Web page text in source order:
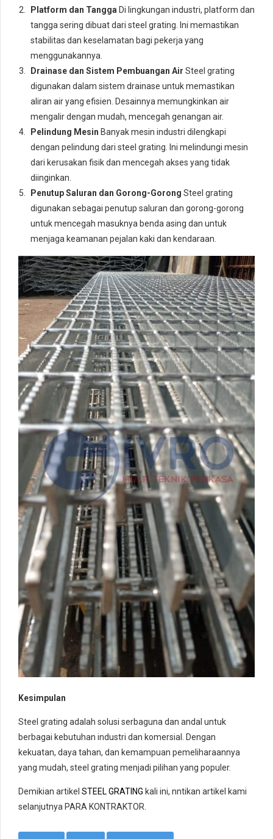
Platform dan Tangga Di lingkungan industri, platform dan
tangga sering dibuat dari steel grating. Ini memastikan
stabilitas dan keselamatan bagi pekerja yang
menggunakannya.
Drainase dan Sistem Pembuangan Air Steel grating
digunakan dalam sistem drainase untuk memastikan
aliran air yang efisien. Desainnya memungkinkan air
mengalir dengan mudah, mencegah genangan air.
Pelindung Mesin Banyak mesin industri dilengkapi
dengan pelindung dari steel grating. Ini melindungi mesin
dari kerusakan fisik dan mencegah akses yang tidak
diinginkan.
Penutup Saluran dan Gorong-Gorong Steel grating
digunakan sebagai penutup saluran dan gorong-gorong
untuk mencegah masuknya benda asing dan untuk
menjaga keamanan pejalan kaki dan kendaraan.
Kesimpulan
Steel grating adalah solusi serbaguna dan andal untuk
berbagai kebutuhan industri dan komersial. Dengan
kekuatan, daya tahan, dan kemampuan pemeliharaannya
yang mudah, steel grating menjadi pilihan yang populer.
Demikian artikel STEEL GRATING kali ini, nntikan artikel kami
selanjutnya PARA KONTRAKTOR.